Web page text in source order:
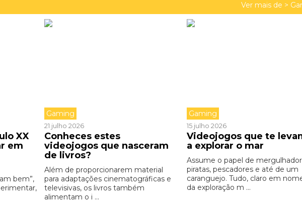
Ver mais de >
XX
em
bem”,
Gaming
21 julho 2026
Conheces estes
videojogos que nasceram
de livros?
Além de proporcionarem material
para adaptações cinematográficas e
televisivas, os livros também
alimentam o i ...
Gaming
15 julho 2026
Videojogos que te
a explorar o mar
Assume o papel de
piratas, pescadores e até de um
caranguejo. Tudo, claro em
da exploração m ...